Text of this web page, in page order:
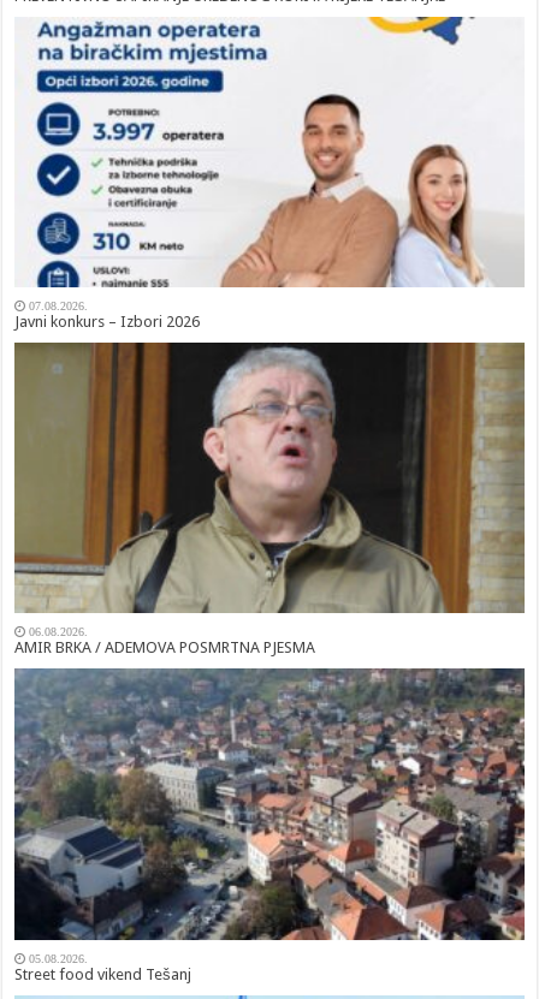
07.08.2026.
Javni konkurs – Izbori 2026
06.08.2026.
AMIR BRKA / ADEMOVA POSMRTNA PJESMA
05.08.2026.
Street food vikend Tešanj